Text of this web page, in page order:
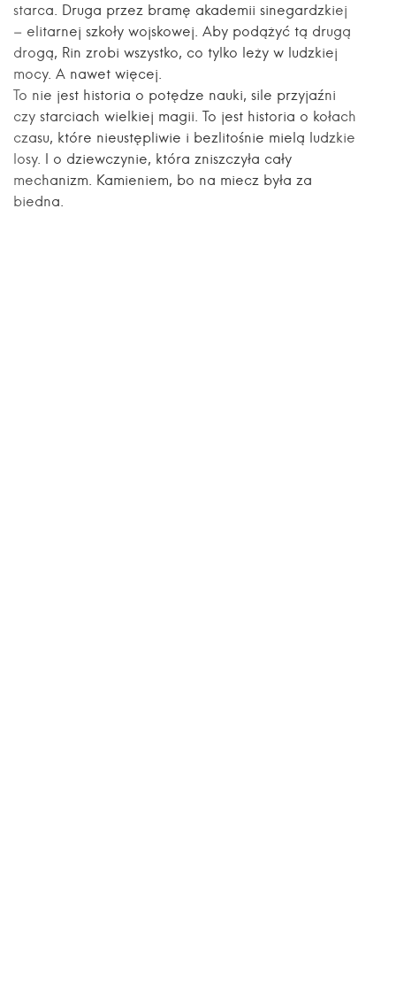
starca. Druga przez bramę akademii sinegardzkiej
– elitarnej szkoły wojskowej. Aby podążyć tą drugą
drogą, Rin zrobi wszystko, co tylko leży w ludzkiej
mocy. A nawet więcej.
To nie jest historia o potędze nauki, sile przyjaźni
czy starciach wielkiej magii. To jest historia o kołach
czasu, które nieustępliwie i bezlitośnie mielą ludzkie
losy. I o dziewczynie, która zniszczyła cały
mechanizm. Kamieniem, bo na miecz była za
biedna.